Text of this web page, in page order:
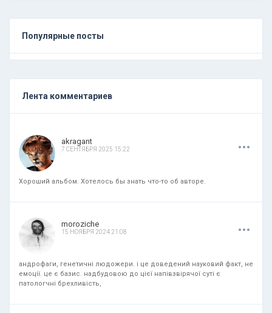
Популярные посты
Лента комментариев
akragant
7 СЕНТЯБРЯ 2025 15:22 ...
Хороший альбом. Хотелось бы знать что-то об авторе.
moroziche
15 НОЯБРЯ 2024 21:08 ...
андрофаги, генетичні людожери. і це доведений науковий факт, не
емоції. це є базис. надбудовою до цієї напівзвірячої суті є
патологчні брехливість,